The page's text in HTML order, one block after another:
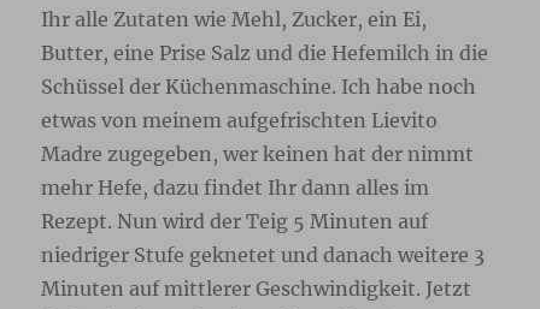
Ihr alle Zutaten wie Mehl, Zucker, ein Ei,
Butter, eine Prise Salz und die Hefemilch in die
Schüssel der Küchenmaschine. Ich habe noch
etwas von meinem aufgefrischten Lievito
Madre zugegeben, wer keinen hat der nimmt
mehr Hefe, dazu findet Ihr dann alles im
Rezept. Nun wird der Teig 5 Minuten auf
niedriger Stufe geknetet und danach weitere 3
Minuten auf mittlerer Geschwindigkeit. Jetzt